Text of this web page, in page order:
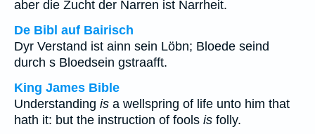
aber die Zucht der Narren ist Narrheit.
De Bibl auf Bairisch
Dyr Verstand ist ainn sein Löbn; Bloede seind
durch s Bloedsein gstraafft.
King James Bible
Understanding is a wellspring of life unto him that
hath it: but the instruction of fools is folly.